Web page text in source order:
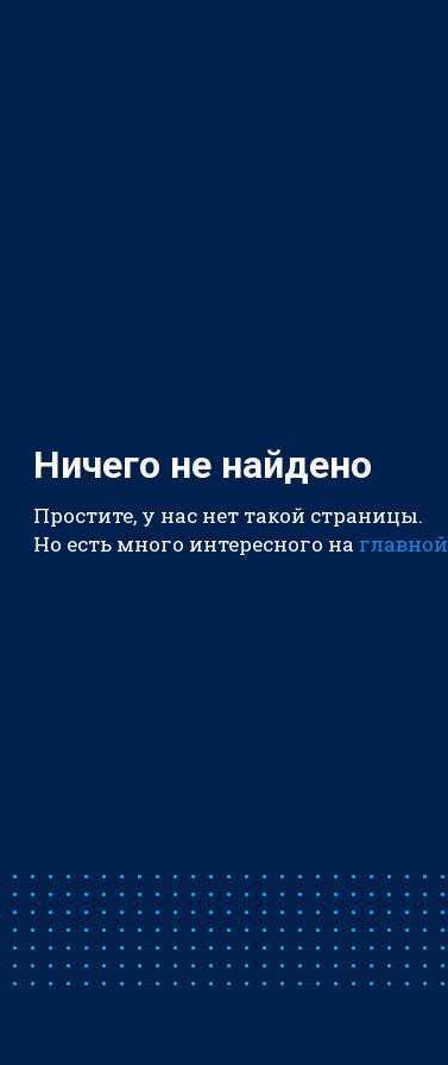
Ничего не найдено
Простите, у нас нет такой страницы.
Но есть много интересного на главной